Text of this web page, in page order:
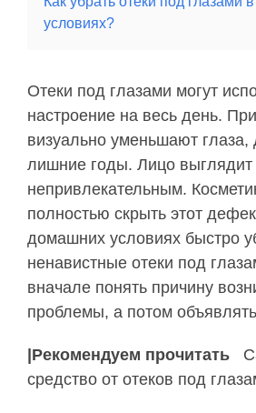
условиях?
Отеки под глазами могут
настроение на весь день.
визуально уменьшают
лишние годы. Лицо выглядит
непривлекательным.
полностью скрыть этот
домашних условиях быстро
ненавистные отеки под
вначале понять причину
проблемы, а потом
|Рекомендуем прочитать
средство от отеков под